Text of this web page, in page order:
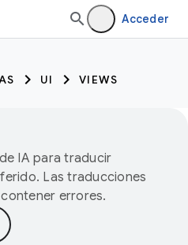
Acceder
UI VIEWS
IA para traducir
Las traducciones
errores.